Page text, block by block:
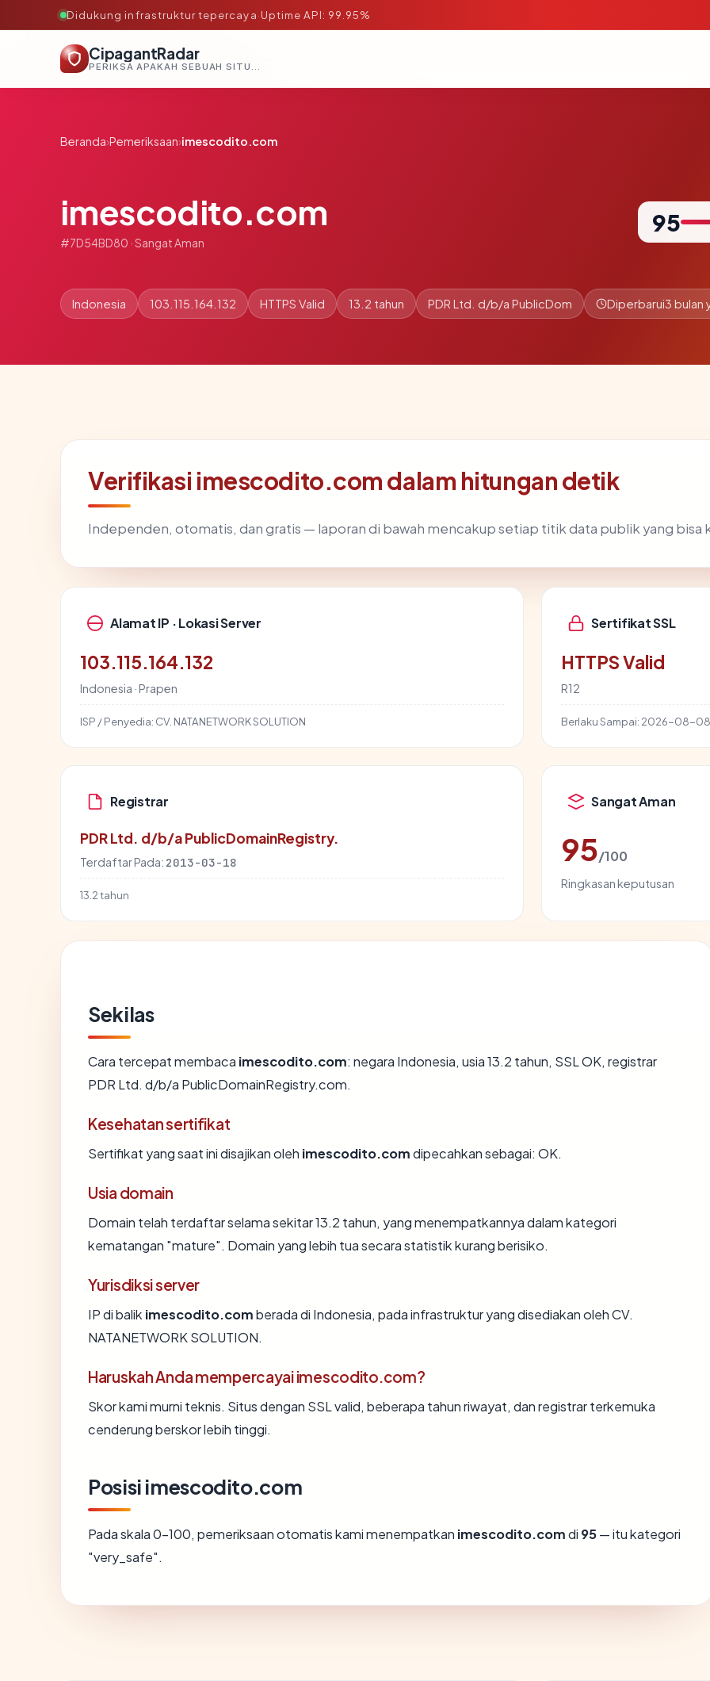
Didukung infrastruktur tepercaya·Uptime API: 99.95%
CipagantRadar
PERIKSA APAKAH SEBUAH SITUS AMAN, TEPERCAYA, DAN TERVERIFIKASI DALAM HITUNGAN DETIK.
Beranda›Pemeriksaan›imescodito.com
imescodito.com
#7D54BD80 · Sangat Aman
95
Indonesia 103.115.164.132 HTTPS Valid 13.2 tahun PDR Ltd. d/b/a PublicDom Diperbarui3 bulan
Verifikasi imescodito.com dalam hitungan detik
Independen, otomatis, dan gratis — laporan di bawah mencakup setiap titik data publik yang bisa
Alamat IP · Lokasi Server
103.115.164.132
Indonesia · Prapen
ISP / Penyedia: CV. NATANETWORK SOLUTION
Sertifikat SSL
HTTPS Valid
R12
Berlaku Sampai: 2026-08-08
Registrar
PDR Ltd. d/b/a PublicDomainRegistry.
Terdaftar Pada: 2013-03-18
13.2 tahun
Sangat Aman
95/100
Ringkasan keputusan
Sekilas
Cara tercepat membaca imescodito.com: negara Indonesia, usia 13.2 tahun, SSL OK, registrar
PDR Ltd. d/b/a PublicDomainRegistry.com.
Kesehatan sertifikat
Sertifikat yang saat ini disajikan oleh imescodito.comdipecahkan sebagai: OK.
Usia domain
Domain telah terdaftar selama sekitar 13.2 tahun, yang menempatkannya dalam kategori
kematangan "mature". Domain yang lebih tua secara statistik kurang berisiko.
Yurisdiksi server
IP di balik imescodito.comberada di Indonesia, pada infrastruktur yang disediakan oleh CV.
NATANETWORK SOLUTION.
Haruskah Anda mempercayai imescodito.com?
Skor kami murni teknis. Situs dengan SSL valid, beberapa tahun riwayat, dan registrar terkemuka
cenderung berskor lebih tinggi.
Posisi imescodito.com
Pada skala 0-100, pemeriksaan otomatis kami menempatkan imescodito.comdi 95— itu kategori
"very_safe".